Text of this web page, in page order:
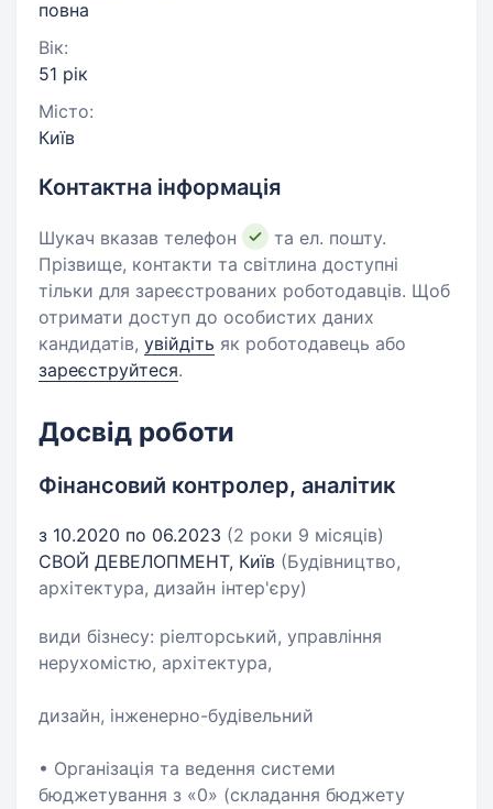
повна
Вік:
51 рік
Місто:
Київ
Контактна інформація
Шукач вказав телефон
та ел. пошту.
Прізвище, контакти та світлина доступні
тільки для зареєстрованих роботодавців. Щоб
отримати доступ до особистих даних
кандидатів, увійдіть як роботодавець або
зареєструйтеся.
Досвід роботи
Фінансовий контролер, аналітик
з 10.2020 по 06.2023 (2 роки 9 місяців)
СВОЙ ДЕВЕЛОПМЕНТ, Київ (Будівництво,
архітектура, дизайн інтер'єру)
види бізнесу: ріелторський, управління
нерухомістю, архітектура,
дизайн, інженерно-будівельний
• Організація та ведення системи
бюджетування з «0» (складання бюджету